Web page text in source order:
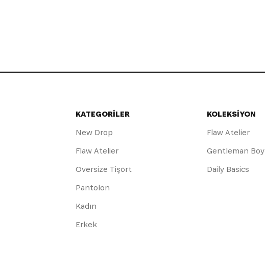
KATEGORİLER
New Drop
Flaw Atelier
Oversize Tişört
Pantolon
Kadın
Erkek
KOLEKSİYON
Flaw Atelier
Gentleman Boy
Daily Basics